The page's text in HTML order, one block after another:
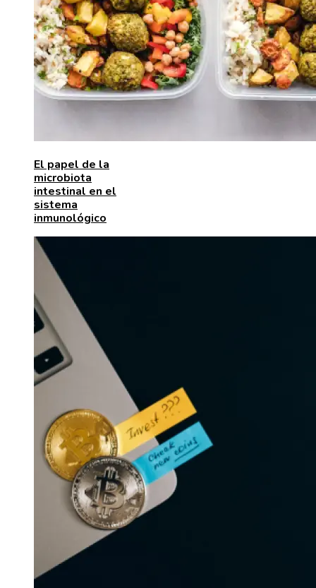
El papel de la
microbiota
intestinal en el
sistema
inmunológico